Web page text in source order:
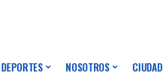
NOSOTROS CIUDAD